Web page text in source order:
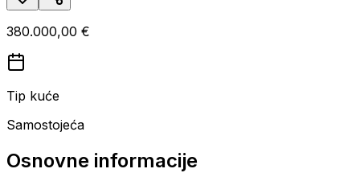
380.000,00 €
Tip kuće
Samostojeća
Osnovne informacije